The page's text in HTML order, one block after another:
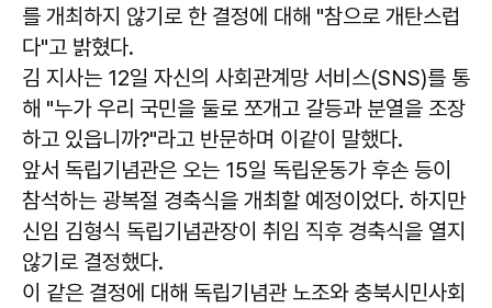
를 개최하지 않기로 한 결정에 대해 "참으로 개탄스럽
다"고 밝혔다.
김 지사는 12일 자신의 사회관계망 서비스(SNS)를 통
해 "누가 우리 국민을 둘로 쪼개고 갈등과 분열을 조장
하고 있읍니까?"라고 반문하며 이같이 말했다.
앞서 독립기념관은 오는 15일 독립운동가 후손 등이
참석하는 광복절 경축식을 개최할 예정이었다. 하지만
신임 김형식 독립기념관장이 취임 직후 경축식을 열지
않기로 결정했다.
이 같은 결정에 대해 독립기념관 노조와 충북시민사회